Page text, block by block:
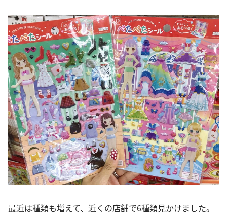
最近は種類も増えて、近くの店舗で6種類見かけました。